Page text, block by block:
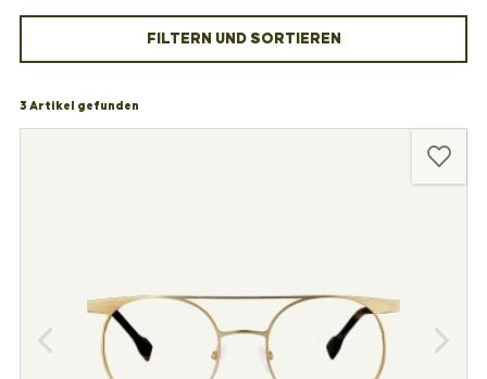
FILTERN UND SORTIEREN
3 Artikel gefunden